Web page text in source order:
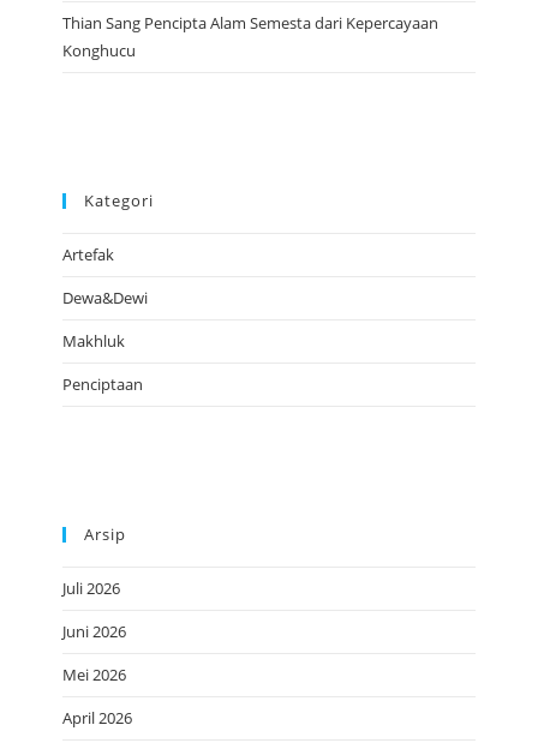
Thian Sang Pencipta Alam Semesta dari Kepercayaan
Konghucu
Kategori
Artefak
Dewa&Dewi
Makhluk
Penciptaan
Arsip
Juli 2026
Juni 2026
Mei 2026
April 2026